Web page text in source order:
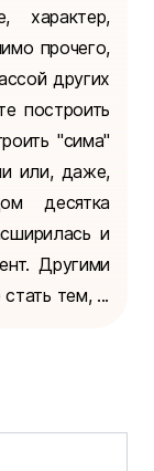
характер,
прочего,
других
построить
"сима"
или, даже,
десятка
и
Другими
тем, ...